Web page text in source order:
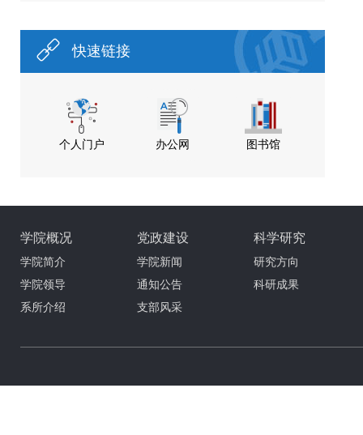
快速链接
个人门户 办公网 图书馆
学院概况
学院简介
学院领导
系所介绍
党政建设
学院新闻
通知公告
支部风采
科学研究
研究方向
科研成果